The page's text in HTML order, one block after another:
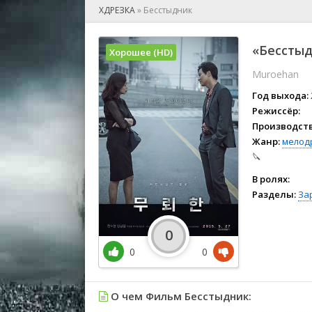
🕺 Мюзикл
👨‍💻
🎤 Ток-
🧙‍♀️
🏅
ХДРЕЗКА» Бесстыдник
Muroehan
Год выхода:
Режиссёр:
Жанр:
🔪
В ролях:
Разделы:
Хорошее (HD)
0
0
0
О чем Фильм Бесстыдник: